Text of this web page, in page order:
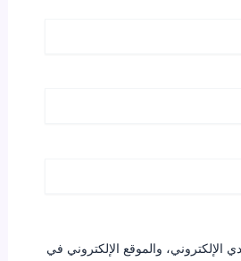
الإلكتروني، والموقع الإلكتروني في